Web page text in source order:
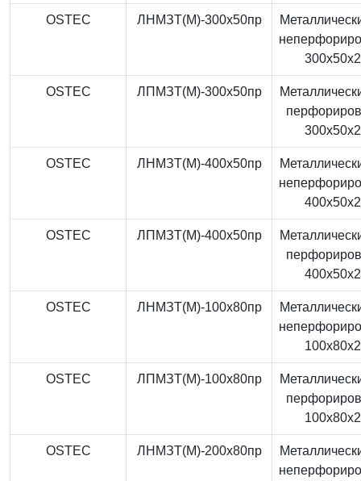
OSTEC ЛНМЗТ(М)-300x50пр
OSTEC ЛПМЗТ(М)-300x50пр
OSTEC ЛНМЗТ(М)-400x50пр
OSTEC ЛПМЗТ(М)-400x50пр
OSTEC ЛНМЗТ(М)-100x80пр
OSTEC ЛПМЗТ(М)-100x80пр
OSTEC ЛНМЗТ(М)-200x80пр